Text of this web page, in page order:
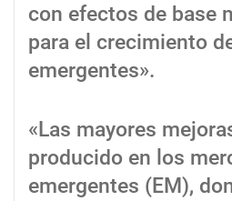
con efectos de base
para el crecimiento
emergentes».
«Las mayores
producido en los
emergentes (EM),